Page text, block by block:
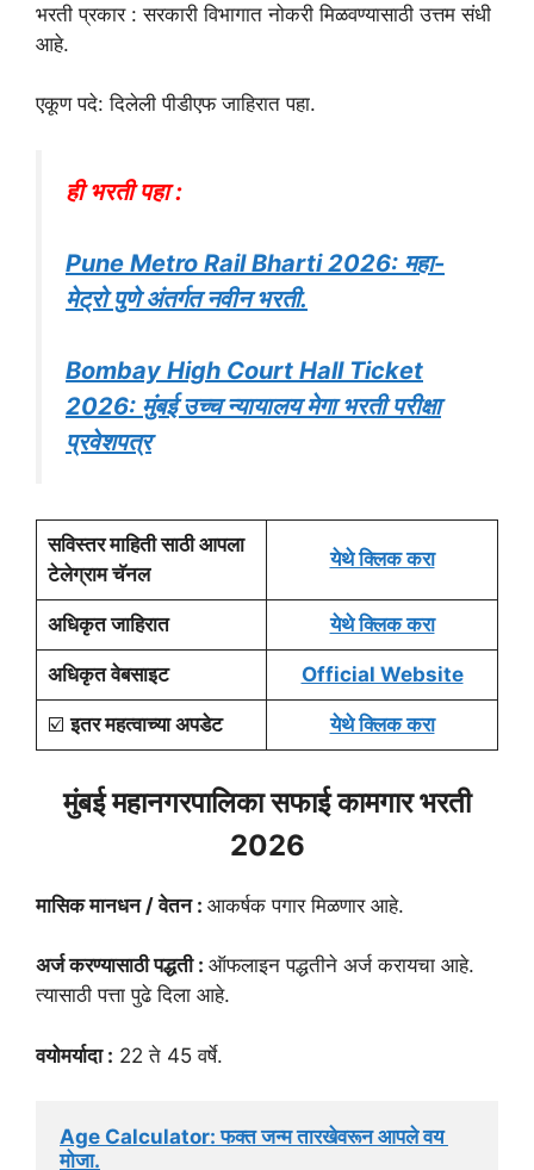
भरती प्रकार : सरकारी विभागात नोकरी मिळवण्यासाठी उत्तम संधी
आहे.
एकूण पदे: दिलेली पीडीएफ जाहिरात पहा.
ही भरती पहा :
Pune Metro Rail Bharti 2026: महा-
मेट्रो पुणे अंतर्गत नवीन भरती.
Bombay High Court Hall Ticket
2026: मुंबई उच्च न्यायालय मेगा भरती परीक्षा
प्रवेशपत्र
सविस्तर माहिती साठी आपला
टेलेग्राम चॅनल
येथे क्लिक करा
अधिकृत जाहिरात येथे क्लिक करा
अधिकृत वेबसाइट Official Website
☑️इतर महत्वाच्या अपडेट येथे क्लिक करा
मुंबई महानगरपालिका सफाई कामगार भरती
2026
मासिक मानधन / वेतन : आकर्षक पगार मिळणार आहे.
अर्ज करण्यासाठी पद्धती : ऑफलाइन पद्धतीने अर्ज करायचा आहे.
त्यासाठी पत्ता पुढे दिला आहे.
वयोमर्यादा : 22 ते 45 वर्षे.
Age Calculator: फक्त जन्म तारखेवरून आपले वय
मोजा.